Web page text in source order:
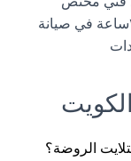
نعمل عبر فني تصليح ستلايت خدمة ٢٤ساعة في صيانة
الروضة؟